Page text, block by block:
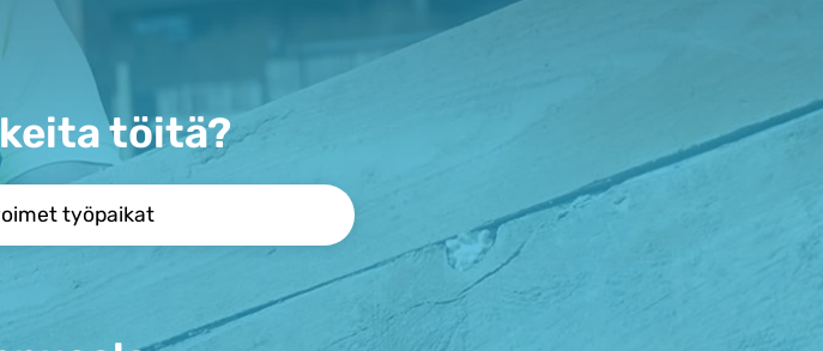
töitä?
työpaikat